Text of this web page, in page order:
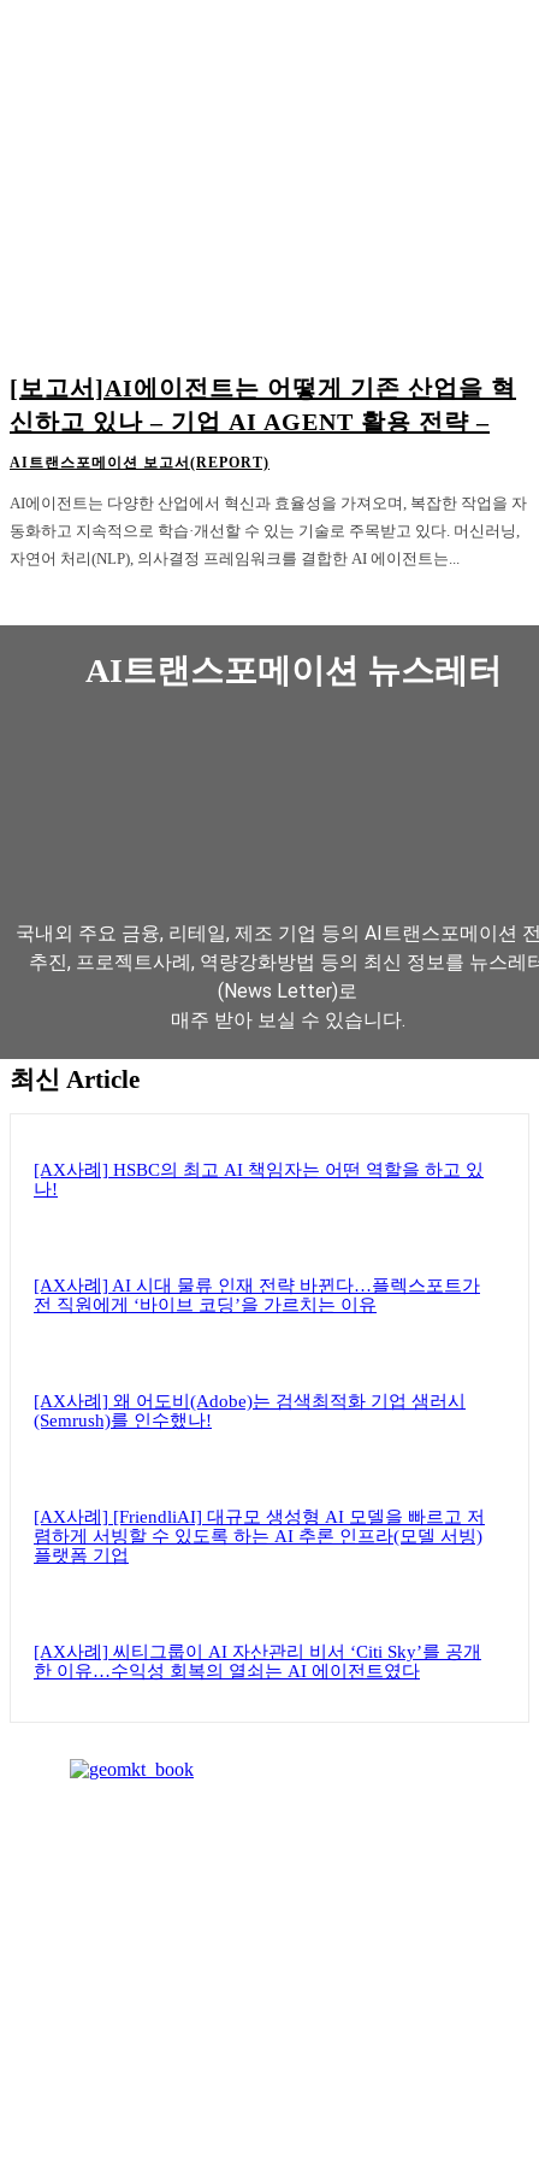
[보고서]AI에이전트는 어떻게 기존 산업을 혁
신하고 있나 – 기업 AI AGENT 활용 전략 –
AI트랜스포메이션 보고서(REPORT)
AI에이전트는 다양한 산업에서 혁신과 효율성을 가져오며, 복잡한 작업을 자
동화하고 지속적으로 학습·개선할 수 있는 기술로 주목받고 있다. 머신러닝,
자연어 처리(NLP), 의사결정 프레임워크를 결합한 AI 에이전트는...
AI트랜스포메이션 뉴스레터
국내외 주요 금융, 리테일, 제조 기업 등의 AI트랜스포메이션
추진, 프로젝트사례, 역량강화방법 등의 최신 정보를 뉴스레
(News Letter)로
매주 받아 보실 수 있습니다.
최신 Article
[AX사례] HSBC의 최고 AI 책임자는 어떤 역할을 하고 있
나!
[AX사례] AI 시대 물류 인재 전략 바뀐다…플렉스포트가
전 직원에게 ‘바이브 코딩’을 가르치는 이유
[AX사례] 왜 어도비(Adobe)는 검색최적화 기업 샘러시
(Semrush)를 인수했나!
[AX사례] [FriendliAI] 대규모 생성형 AI 모델을 빠르고 저
렴하게 서빙할 수 있도록 하는 AI 추론 인프라(모델 서빙)
플랫폼 기업
[AX사례] 씨티그룹이 AI 자산관리 비서 ‘Citi Sky’를 공개
한 이유…수익성 회복의 열쇠는 AI 에이전트였다